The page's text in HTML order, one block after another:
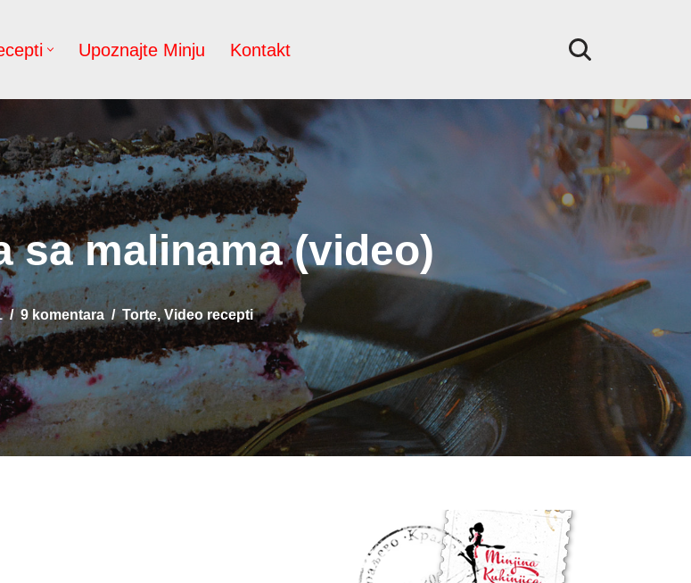
Upoznajte Minju Kontakt
sa malinama (video)
9 komentara Torte, Video recepti